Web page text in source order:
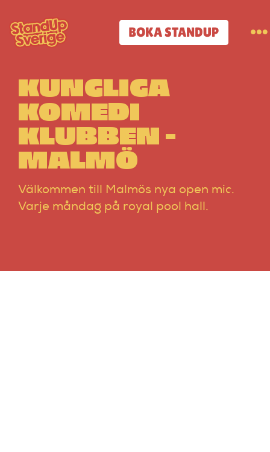
to
content
BOKA STANDUP
Standup-butik
Komiker
Lineup
Tidigare lineup
KUNGLIGA
KOMEDI
KLUBBEN –
MALMÖ
Välkommen till Malmös nya open mic.
Varje måndag på royal pool hall.